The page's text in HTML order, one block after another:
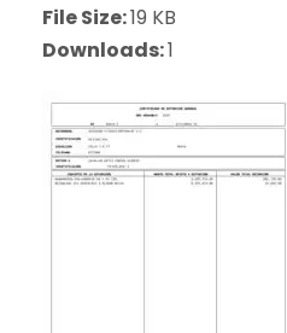
File Size:19 KB
Downloads:1